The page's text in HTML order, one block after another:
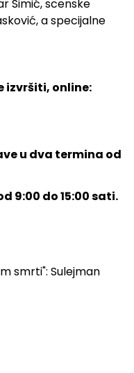
Simić, scenske
a specijalne
izvršiti, online:
u dva termina od
9:00 do 15:00 sati.
smrti": Sulejman